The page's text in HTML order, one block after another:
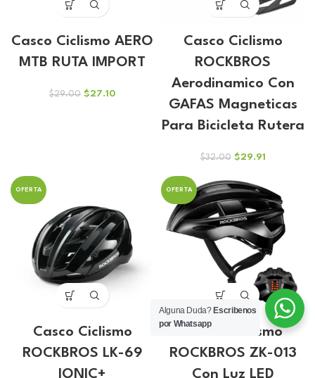
Casco Ciclismo AERO
MTB RUTA IMPORT
$29.00 El
$27.10El
Casco Ciclismo
ROCKBROS
Aerodinamico Con
GAFAS Magneticas
Para Bicicleta Rutera
$32.00 El
original
era:
$32.00.
$29.91El
es:
$29.91.
OFERTA
Casco Ciclismo
ROCKBROS LK-69
IONIC+
OFERTA
Casco Ciclismo
ROCKBROS ZK-013
Con Luz LED
Alguna Duda? Escribenos
por Whatsapp